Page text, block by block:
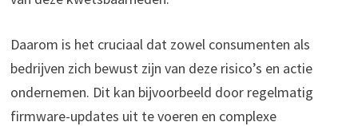
Daarom is het cruciaal dat zowel consumenten als
bedrijven zich bewust zijn van deze risico’s en actie
ondernemen. Dit kan bijvoorbeeld door regelmatig
firmware-updates uit te voeren en complexe